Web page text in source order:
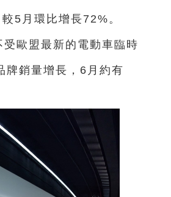
5月環比增長72%。
歐盟最新的電動車臨時
牌銷量增長，6月約有